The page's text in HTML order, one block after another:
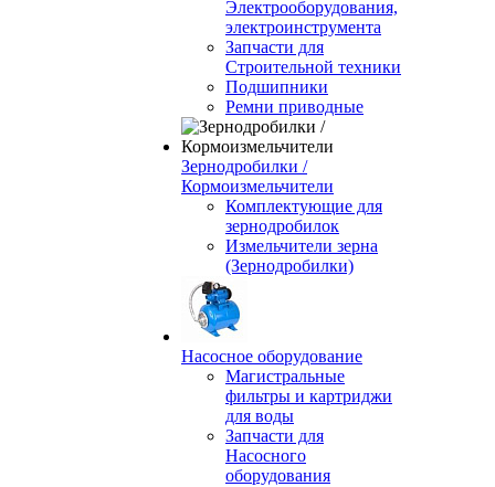
Электрооборудования,
электроинструмента
Запчасти для
Строительной техники
Подшипники
Ремни приводные
Зернодробилки /
Кормоизмельчители
Комплектующие для
зернодробилок
Измельчители зерна
(Зернодробилки)
Насосное оборудование
Магистральные
фильтры и картриджи
для воды
Запчасти для
Насосного
оборудования